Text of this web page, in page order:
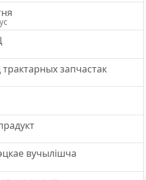
трактарных запчастак
вучылішча